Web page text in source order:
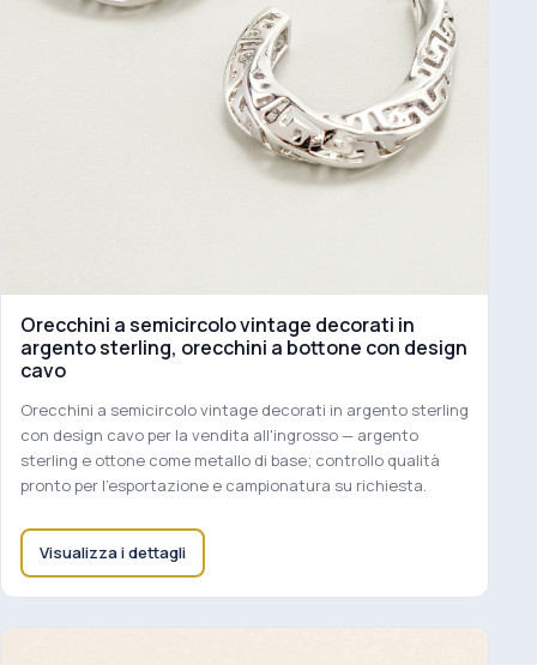
Orecchini a semicircolo vintage decorati in
argento sterling, orecchini a bottone con design
cavo
Orecchini a semicircolo vintage decorati in argento sterling
con design cavo per la vendita all'ingrosso — argento
sterling e ottone come metallo di base; controllo qualità
pronto per l'esportazione e campionatura su richiesta.
Visualizza i dettagli